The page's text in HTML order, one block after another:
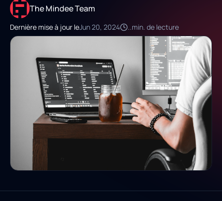
The Mindee Team
Dernière mise à jour leJun 20, 2024 ..min. de lecture